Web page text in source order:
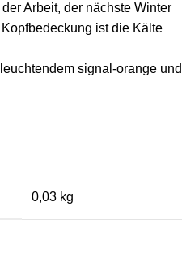
Arbeit, der nächste Winter
ist die Kälte
signal-orange und
0,03 kg